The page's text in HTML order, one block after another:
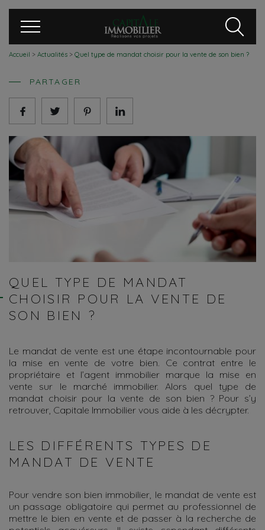
Accueil > Actualités > Quel type de mandat choisir pour la vente de son bien ?
PARTAGER
QUEL TYPE DE MANDAT
CHOISIR POUR LA VENTE DE
SON BIEN ?
Le mandat de vente est une étape incontournable pour
la mise en vente de votre bien. Ce contrat entre le
propriétaire et l’agent immobilier marque la mise en
vente sur le marché immobilier. Alors quel type de
mandat choisir pour la vente de son bien ? Pour s’y
retrouver, Capitale Immobilier vous aide à les décrypter.
LES DIFFÉRENTS TYPES DE
MANDAT DE VENTE
Pour vendre son bien immobilier, le mandat de vente est
un passage obligatoire qui permet au professionnel de
mettre le bien en vente et de passer à la recherche de